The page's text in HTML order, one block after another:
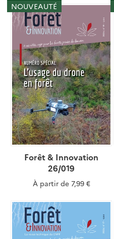
NOUVEAUTÉ
Forêt & Innovation
26/019
À partir de 7,99 €